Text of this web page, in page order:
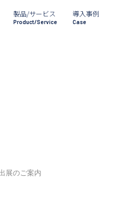
製品/サービス
Product/Service
導入事例
Case
展のご案内